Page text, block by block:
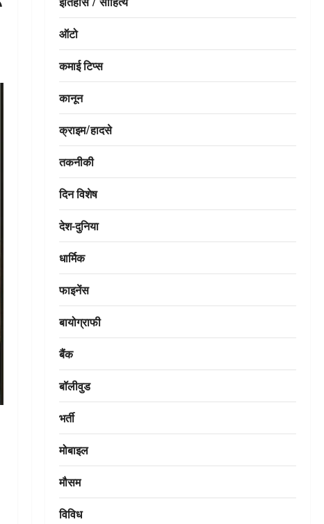
ऑटो
कमाई टिप्स
कानून
क्राइम/हादसे
तकनीकी
दिन विशेष
देश-दुनिया
धार्मिक
फाइनेंस
बायोग्राफी
बैंक
बॉलीवुड
भर्ती
मोबाइल
मौसम
विविध